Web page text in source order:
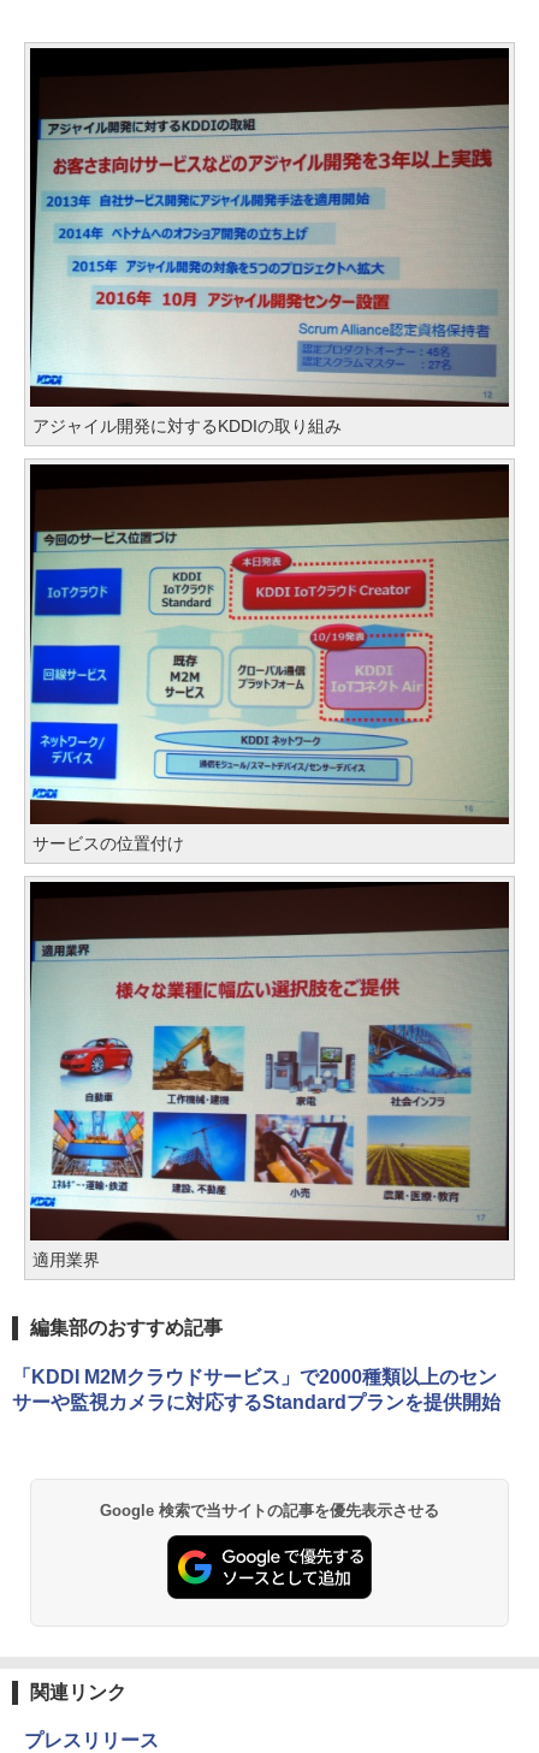
アジャイル開発に対するKDDIの取り組み
サービスの位置付け
適用業界
編集部のおすすめ記事
「KDDI M2Mクラウドサービス」で2000種類以上のセン
サーや監視カメラに対応するStandardプランを提供開始
Google 検索で当サイトの記事を優先表示させる
関連リンク
プレスリリース